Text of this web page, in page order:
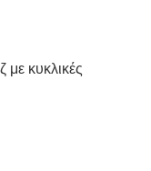
κυκλικές